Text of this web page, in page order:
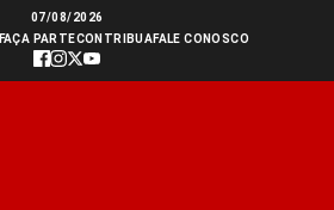
07/08/2026
FAÇA PARTECONTRIBUAFALE CONOSCO